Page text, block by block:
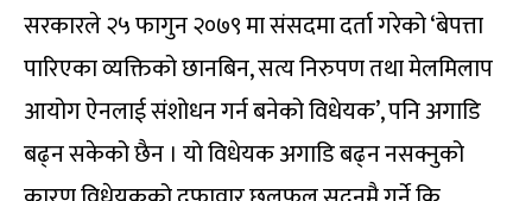
सरकारले २५ फागुन २०७९ मा संसदमा दर्ता गरेको ‘बेपत्ता
पारिएका व्यक्तिको छानबिन, सत्य निरुपण तथा मेलमिलाप
आयोग ऐनलाई संशोधन गर्न बनेको विधेयक’, पनि अगाडि
बढ्न सकेको छैन । यो विधेयक अगाडि बढ्न नसक्नुको